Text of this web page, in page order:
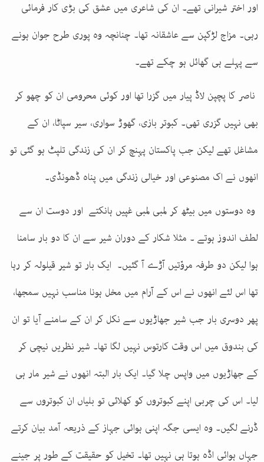
اور اختر شیرانی تھے۔ ان کی شاعری میں عشق کی بڑی کار فرمائی
رہی۔ مزاج لڑکپن سے عاشقانہ تھا۔ چنانچہ وہ پوری طرح جوان ہونے
سے پہلے ہی گھائل ہو چکے تھے۔
ناصر کا پچپن لاڈ پیار میں گزرا تھا اور کوئی محرومی ان کو چھو کر
بھی نہیں گزری تھی۔ کبوتر بازی، گھوڑ سواری، سیر سپاٹا، ان کے
مشاغل تھے لیکن جب پاکستان پہنچ کر ان کی زندگی تلپٹ ہو گئی تو
انھوں نے اک مصنوعی اور خیالی زندگی میں پناہ ڈھونڈی۔
وہ دوستوں میں بیٹھ کر لمبی لمبی غپیں ہانکتے اور دوست ان سے
لطف اندوز ہوتے ۔ مثلا شکار کے دوران شیر سے ان کا دو بار سامنا
ہوا لیکن دو طرفہ مروّتیں آڑے آ گئیں۔ ایک بار تو شیر قیلولہ کر رہا
تھا اس لئے انھوں نے اس کے آرام میں مخل ہونا مناسب نہیں سمجھا،
پھر دوسری بار جب شیر جھاڑیوں سے نکل کر ان کے سامنے آیا تو ان
کی بندوق میں اس وقت کارتوس نہیں لگا تھا۔ شیر نظریں نیچی کر
کے جھاڑیوں میں واپس چلا گیا۔ ایک بار البتہ انھوں نے شیر مار ہی
لیا۔ اس کی چربی اپنے کبوتروں کو کھلائی تو بلیاں ان کبوتروں سے
ڈرنے لگیں۔ وہ ایسی جگہ اپنی ہوائی جہاز کے ذریعہ آمد بیان کرتے
جہاں ہوائی اڈہ ہوتا ہی نہیں تھا۔ تخیل کو حقیقت کے طور پر جینے